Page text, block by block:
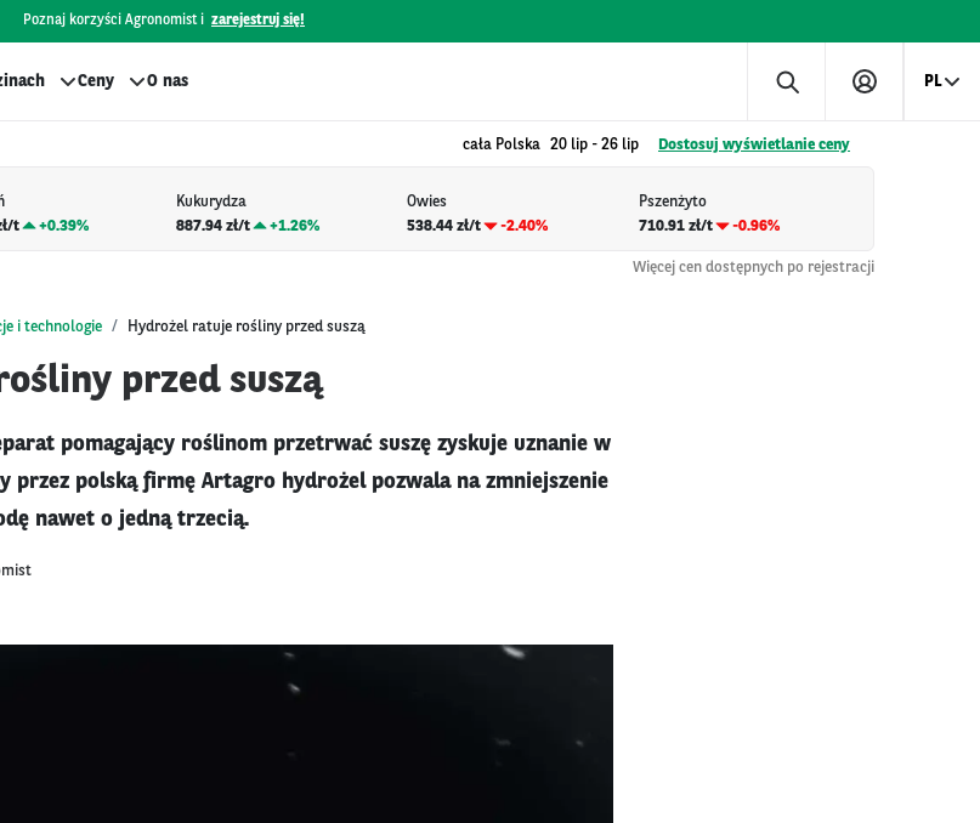
Poznaj korzyści Agronomist i zarejestruj się!
Ceny O nas PL
cała Polska 20 lip - 26 lip Dostosuj wyświetlanie ceny
t
+0.39%
Kukurydza
887.94 zł/t
+1.26%
Owies
538.44 zł/t
-2.40%
Pszenżyto
710.91 zł/t
-0.96%
Więcej cen dostępnych po rejestracji
i technologie Hydrożel ratuje rośliny przed suszą
przed suszą
pomagający roślinom przetrwać suszę zyskuje uznanie w
przez polską firmę Artagro hydrożel pozwala na zmniejszenie
nawet o jedną trzecią.